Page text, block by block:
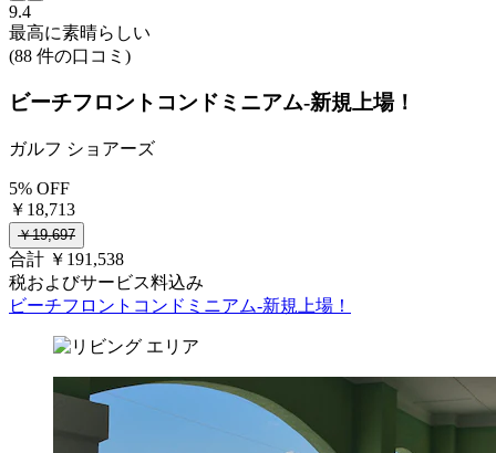
9.4
最高に素晴らしい
(88 件の口コミ)
ビーチフロントコンドミニアム-新規上場！
ガルフ ショアーズ
5% OFF
￥18,713
￥19,697
合計 ￥191,538
税およびサービス料込み
ビーチフロントコンドミニアム-新規上場！